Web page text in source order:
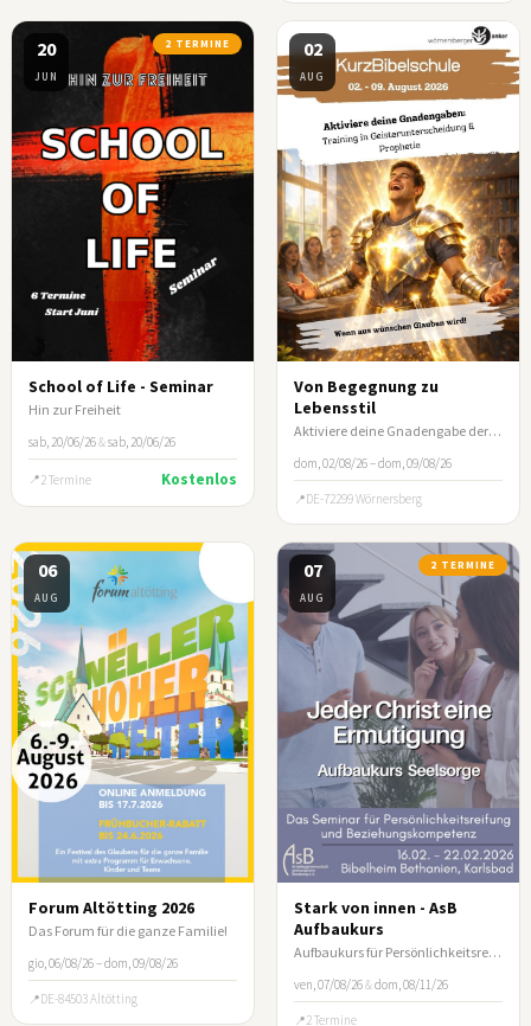
20
JUN
2 TERMINE
School of Life - Seminar
Hin zur Freiheit
sab, 20/06/26&sab, 20/06/26
2 Termine Kostenlos
02
AUG
Von Begegnung zu
Lebensstil
Aktiviere deine Gnadengabe der Prophetie und der Geisterunterscheidung
dom, 02/08/26 – dom, 09/08/26
DE-72299 Wörnersberg
06
AUG
Forum Altötting 2026
Das Forum für die ganze Familie!
gio, 06/08/26 – dom, 09/08/26
DE-84503 Altötting
07
AUG
2 TERMINE
Stark von innen - AsB
Aufbaukurs
Aufbaukurs für Persönlichkeitsreifung und Beziehungskompetenz
ven, 07/08/26&dom, 08/11/26
2 Termine